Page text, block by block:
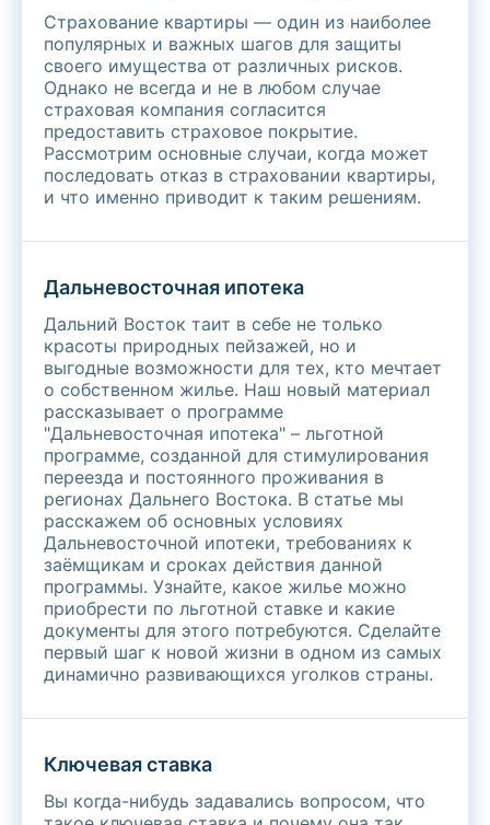
Страхование квартиры — один из наиболее
популярных и важных шагов для защиты
своего имущества от различных рисков.
Однако не всегда и не в любом случае
страховая компания согласится
предоставить страховое покрытие.
Рассмотрим основные случаи, когда может
последовать отказ в страховании квартиры,
и что именно приводит к таким решениям.
Дальневосточная ипотека
Дальний Восток таит в себе не только
красоты природных пейзажей, но и
выгодные возможности для тех, кто мечтает
о собственном жилье. Наш новый материал
рассказывает о программе
"Дальневосточная ипотека" – льготной
программе, созданной для стимулирования
переезда и постоянного проживания в
регионах Дальнего Востока. В статье мы
расскажем об основных условиях
Дальневосточной ипотеки, требованиях к
заёмщикам и сроках действия данной
программы. Узнайте, какое жилье можно
приобрести по льготной ставке и какие
документы для этого потребуются. Сделайте
первый шаг к новой жизни в одном из самых
динамично развивающихся уголков страны.
Ключевая ставка
Вы когда-нибудь задавались вопросом, что